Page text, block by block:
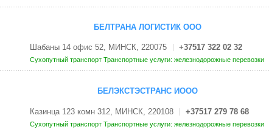
БЕЛТРАНА ЛОГИСТИК ООО
Шабаны 14 офис 52, МИНСК, 220075 +37517 322 02 32
Сухопутный транспорт Транспортные услуги: железнодорожные перевозки
БЕЛЭКСТЭСТРАНС ИООО
Казинца 123 комн 312, МИНСК, 220108 +37517 279 78 68
Сухопутный транспорт Транспортные услуги: железнодорожные перевозки